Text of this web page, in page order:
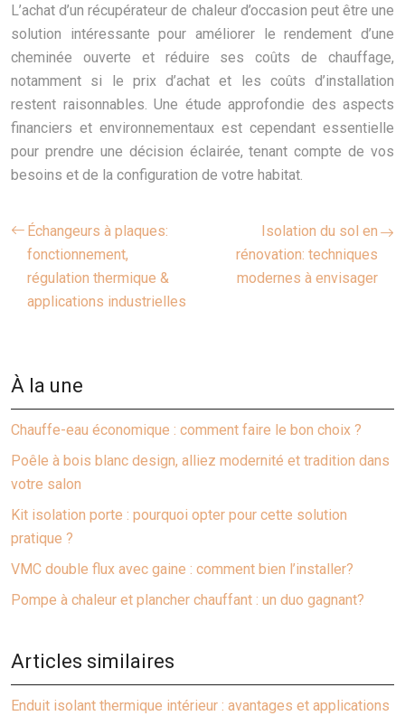
L’achat d’un récupérateur de chaleur d’occasion peut être une
solution intéressante pour améliorer le rendement d’une
cheminée ouverte et réduire ses coûts de chauffage,
notamment si le prix d’achat et les coûts d’installation
restent raisonnables. Une étude approfondie des aspects
financiers et environnementaux est cependant essentielle
pour prendre une décision éclairée, tenant compte de vos
besoins et de la configuration de votre habitat.
Échangeurs à plaques:
fonctionnement,
régulation thermique &
applications industrielles
Isolation du sol en
rénovation: techniques
modernes à envisager
À la une
Chauffe-eau économique : comment faire le bon choix ?
Poêle à bois blanc design, alliez modernité et tradition dans
votre salon
Kit isolation porte : pourquoi opter pour cette solution
pratique ?
VMC double flux avec gaine : comment bien l’installer?
Pompe à chaleur et plancher chauffant : un duo gagnant?
Articles similaires
Enduit isolant thermique intérieur : avantages et applications